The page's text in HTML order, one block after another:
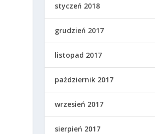
styczeń 2018
grudzień 2017
listopad 2017
październik 2017
wrzesień 2017
sierpień 2017